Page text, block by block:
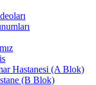
Hastanesi (A Blok)
(B Blok)